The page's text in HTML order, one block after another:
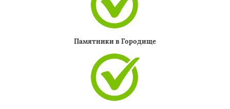
Памятники в Городище